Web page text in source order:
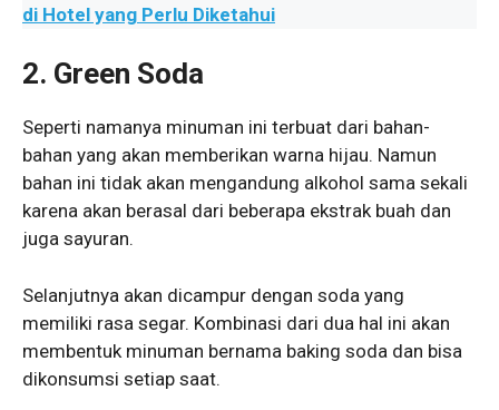
di Hotel yang Perlu Diketahui
2. Green Soda
Seperti namanya minuman ini terbuat dari bahan-
bahan yang akan memberikan warna hijau. Namun
bahan ini tidak akan mengandung alkohol sama sekali
karena akan berasal dari beberapa ekstrak buah dan
juga sayuran.
Selanjutnya akan dicampur dengan soda yang
memiliki rasa segar. Kombinasi dari dua hal ini akan
membentuk minuman bernama baking soda dan bisa
dikonsumsi setiap saat.